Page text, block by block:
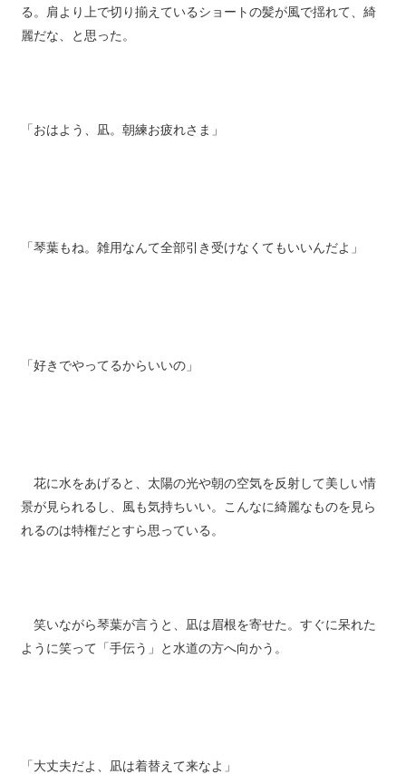
る。肩より上で切り揃えているショートの髪が風で揺れて、綺
麗だな、と思った。
「おはよう、凪。朝練お疲れさま」
「琴葉もね。雑用なんて全部引き受けなくてもいいんだよ」
「好きでやってるからいいの」
花に水をあげると、太陽の光や朝の空気を反射して美しい情
景が見られるし、風も気持ちいい。こんなに綺麗なものを見ら
れるのは特権だとすら思っている。
笑いながら琴葉が言うと、凪は眉根を寄せた。すぐに呆れた
ように笑って「手伝う」と水道の方へ向かう。
「大丈夫だよ、凪は着替えて来なよ」